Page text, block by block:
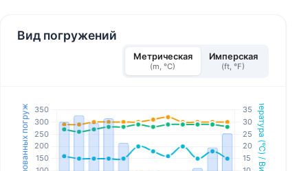
Вид погружений
Метрическая
(m, °C)
Имперская
(ft, °F)